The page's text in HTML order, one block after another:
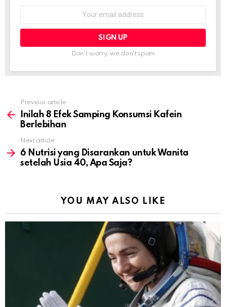
Don't worry, we don't spam
more
Previous article
Inilah 8 Efek Samping Konsumsi Kafein
Berlebihan
Next article
6 Nutrisi yang Disarankan untuk Wanita
setelah Usia 40, Apa Saja?
YOU MAY ALSO LIKE